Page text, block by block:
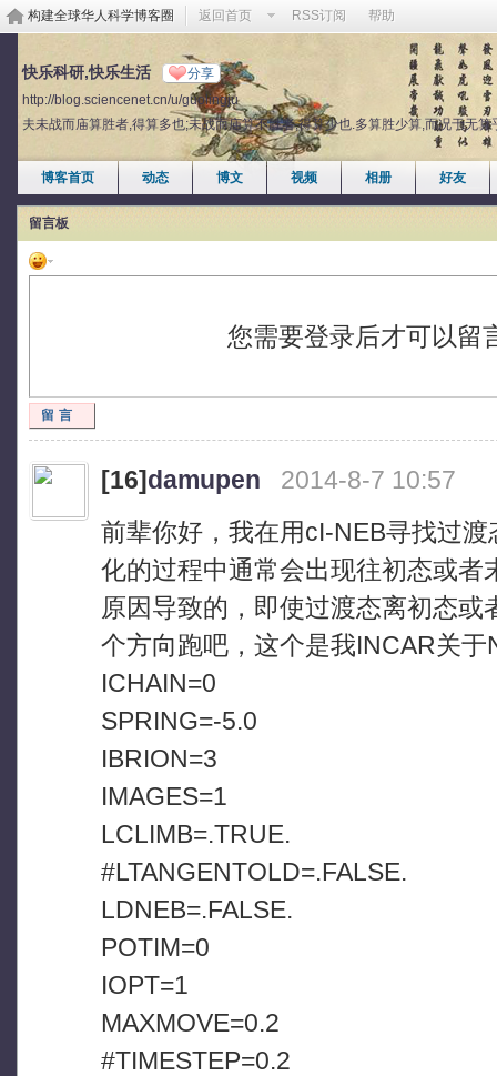
构建全球华人科学博客圈 返回首页 RSS订阅 帮助
快乐科研,快乐生活 分享
http://blog.sciencenet.cn/u/guolingju
夫未战而庙算胜者,得算多也;未战而庙算不胜者,得算少也.多算胜少算,而况于无算
博客首页 动态 博文 视频 相册 好友
留言板
您需要登录后才可以留
留言
[16]damupen
2014-8-7 10:57
前辈你好，我在用cI-NEB寻找过
化的过程中通常会出现往初态或
原因导致的，即使过渡态离初态
个方向跑吧，这个是我INCAR关于
ICHAIN=0
SPRING=-5.0
IBRION=3
IMAGES=1
LCLIMB=.TRUE.
#LTANGENTOLD=.FALSE.
LDNEB=.FALSE.
POTIM=0
IOPT=1
MAXMOVE=0.2
#TIMESTEP=0.2